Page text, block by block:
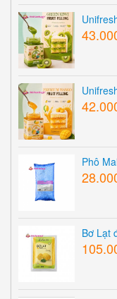
Phô
Bơ Lạt